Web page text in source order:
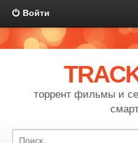
Войти
торрент фильмы и